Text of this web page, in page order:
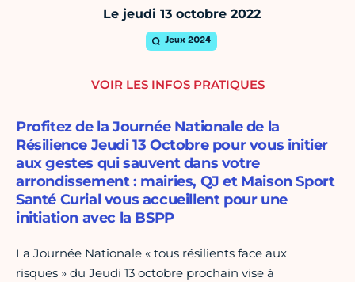
Le jeudi 13 octobre 2022
Jeux 2024
Profitez de la Journée Nationale de la
Résilience Jeudi 13 Octobre pour vous initier
aux gestes qui sauvent dans votre
arrondissement : mairies, QJ et Maison Sport
Santé Curial vous accueillent pour une
initiation avec la BSPP
La Journée Nationale « tous résilients face aux
risques » du Jeudi 13 octobre prochain vise à
VOIR LES INFOS PRATIQUES